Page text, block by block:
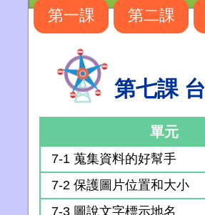
第一課 第二課
第七課
單元
7-1 蒐集資料的好幫手
7-2 保護圖片位置和大小
7-3 圖說文字標示地名